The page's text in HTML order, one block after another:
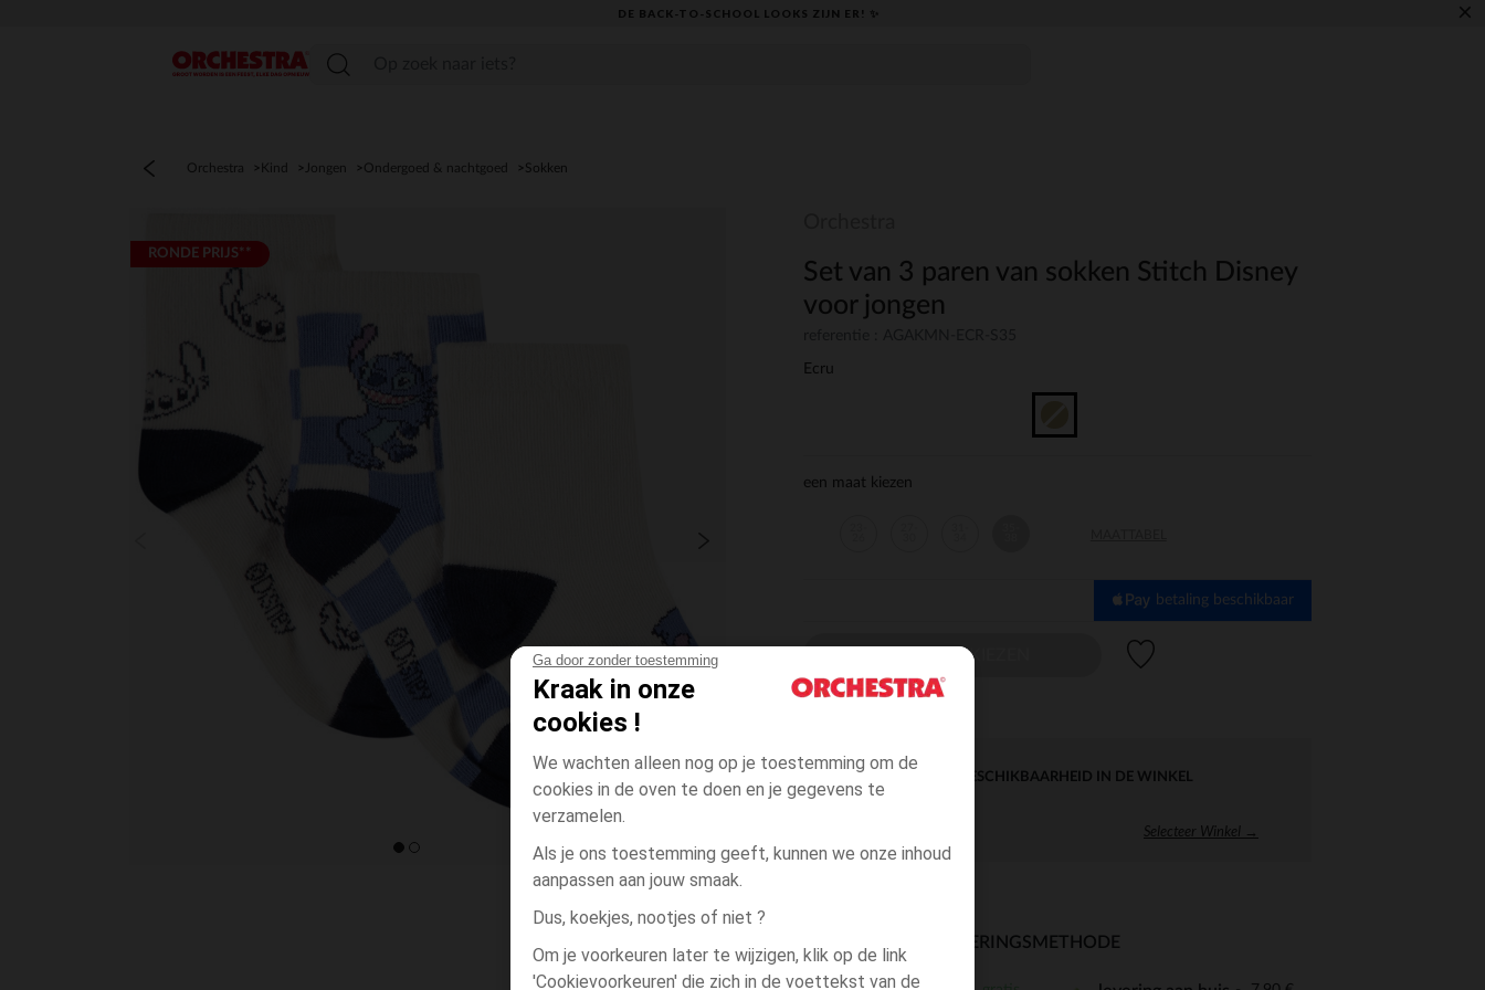
Ga door zonder toestemming
Kraak in onze
cookies !
We wachten alleen nog op je toestemming om de
cookies in de oven te doen en je gegevens te
verzamelen.
Als je ons toestemming geeft, kunnen we onze inhoud
aanpassen aan jouw smaak.
Dus, koekjes, nootjes of niet ?
Om je voorkeuren later te wijzigen, klik op de link
'Cookievoorkeuren' die zich in de voettekst van de
DE BACK-TO-SCHOOL LOOKS ZIJN ER! ✨ ×
menu
Orchestra Kind Jongen Ondergoed & nachtgoed Sokken
RONDE PRIJS**
Set van 3 paren van sokken Stitch Disney
voor jongen
Ecru
een maat kiezen
betaling beschikbaar
EEN MAAT KIEZEN
DIRECTE BESCHIKBAARHEID IN DE WINKEL
Selecteer Winkel →
BESCHIKBAARE LEVERINGSMETHODE